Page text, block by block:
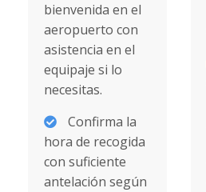
bienvenida en el
aeropuerto con
asistencia en el
equipaje si lo
necesitas.
Confirma la
hora de recogida
con suficiente
antelación según